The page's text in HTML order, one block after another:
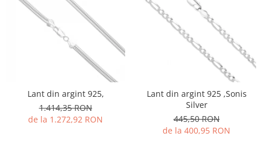
Lant din argint 925,
1.414,35 RON
de la 1.272,92 RON
Lant din argint 925 ,Sonis
Silver
445,50 RON
de la 400,95 RON